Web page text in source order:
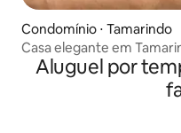
Condomínio ⋅ Tamarindo
Casa elegante em
restaurantes
Aluguel por